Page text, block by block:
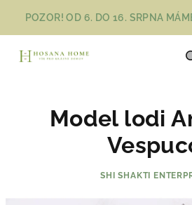
obsah
POZOR! OD 6. DO 16. SRPNA
Model lodi
SHI SHAKTI